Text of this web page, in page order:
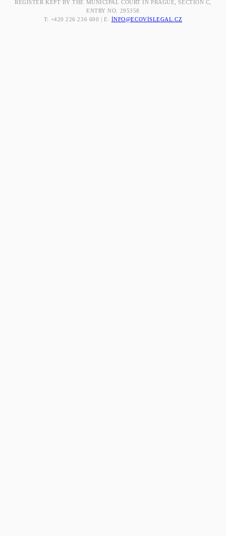
REGISTER KEPT BY THE MUNICIPAL COURT IN PRAGUE, SECTION C,
ENTRY NO. 295358
T: +420 226 236 600 | E: INFO@ECOVISLEGAL.CZ